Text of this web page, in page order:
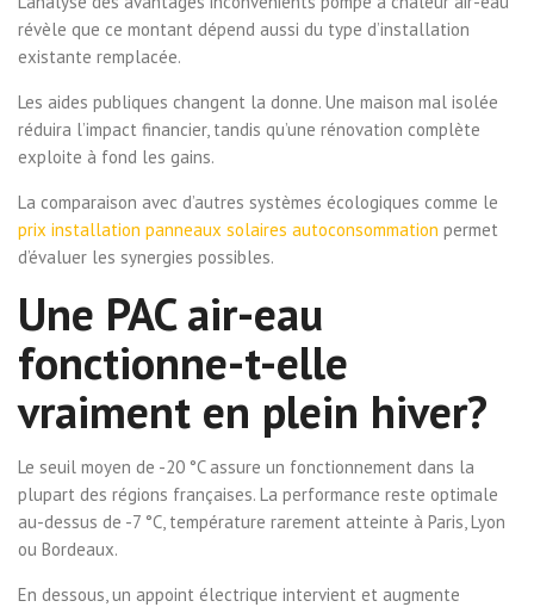
révèle que ce montant dépend aussi du type d’installation
existante remplacée.
Les aides publiques changent la donne. Une maison mal isolée
réduira l’impact financier, tandis qu’une rénovation complète
exploite à fond les gains.
La comparaison avec d’autres systèmes écologiques comme le
prix installation panneaux solaires autoconsommation permet
d’évaluer les synergies possibles.
Une PAC air-eau
fonctionne-t-elle
vraiment en plein hiver?
Le seuil moyen de -20 °C assure un fonctionnement dans la
plupart des régions françaises. La performance reste optimale
au-dessus de -7 °C, température rarement atteinte à Paris, Lyon
ou Bordeaux.
En dessous, un appoint électrique intervient et augmente